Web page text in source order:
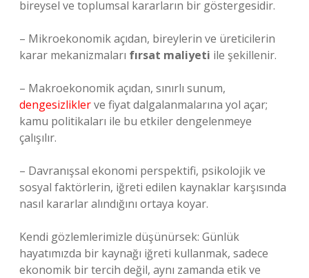
bireysel ve toplumsal kararların bir göstergesidir.
– Mikroekonomik açıdan, bireylerin ve üreticilerin
karar mekanizmaları fırsat maliyeti ile şekillenir.
– Makroekonomik açıdan, sınırlı sunum,
dengesizliklerve fiyat dalgalanmalarına yol açar;
kamu politikaları ile bu etkiler dengelenmeye
çalışılır.
– Davranışsal ekonomi perspektifi, psikolojik ve
sosyal faktörlerin, iğreti edilen kaynaklar karşısında
nasıl kararlar alındığını ortaya koyar.
Kendi gözlemlerimizle düşünürsek: Günlük
hayatımızda bir kaynağı iğreti kullanmak, sadece
ekonomik bir tercih değil, aynı zamanda etik ve